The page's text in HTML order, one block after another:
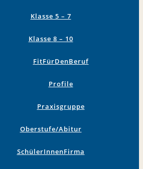
Klasse 5 – 7
Klasse 8 – 10
FitFürDenBeruf
Profile
Praxisgruppe
Oberstufe/Abitur
SchülerInnenFirma